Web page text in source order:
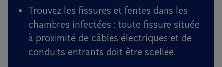
Trouvez les fissures et fentes dans les
chambres infectées : toute fissure située
à proximité de câbles électriques et de
conduits entrants doit être scellée.